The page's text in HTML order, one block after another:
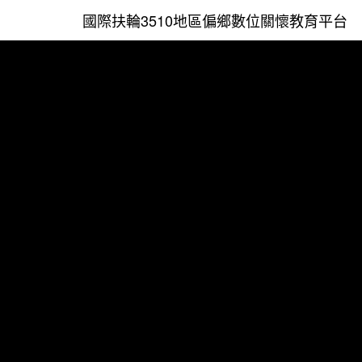
國際扶輪3510地區偏鄉數位關懷教育平台